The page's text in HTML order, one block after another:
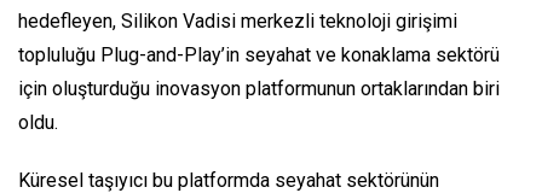
hedefleyen, Silikon Vadisi merkezli teknoloji girişimi
topluluğu Plug-and-Play’in seyahat ve konaklama sektörü
için oluşturduğu inovasyon platformunun ortaklarından biri
oldu.
Küresel taşıyıcı bu platformda seyahat sektörünün